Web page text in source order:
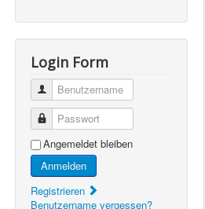
Login Form
Benutzername
Passwort
Angemeldet bleiben
Anmelden
Registrieren
Benutzername vergessen?